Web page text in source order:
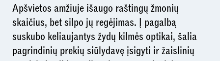
Apšvietos amžiuje išaugo raštingų žmonių
skaičius, bet silpo jų regėjimas. Į pagalbą
suskubo keliaujantys žydų kilmės optikai, šalia
pagrindinių prekių siūlydavę įsigyti ir žaislinių